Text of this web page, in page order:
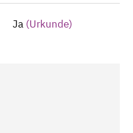
Ja (Urkunde)